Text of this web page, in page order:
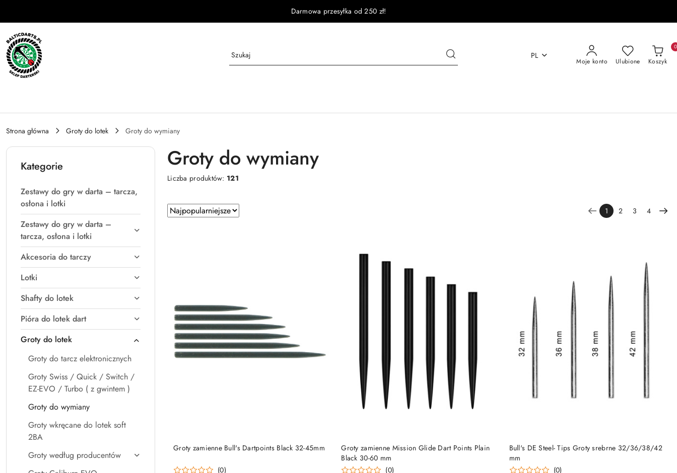
Darmowa przesyłka od 250 zł!
PL
Moje konto Ulubione Koszyk
0
Strona główna Groty do lotek Groty do wymiany
Kategorie
Zestawy do gry w darta – tarcza,
osłona i lotki
Zestawy do gry w darta –
tarcza, osłona i lotki
Akcesoria do tarczy
Lotki
Shafty do lotek
Pióra do lotek dart
Groty do lotek
Groty do tarcz elektronicznych
Groty Swiss / Quick / Switch /
EZ-EVO / Turbo ( z gwintem )
Groty do wymiany
Groty wkręcane do lotek soft
2BA
Groty według producentów
Groty do wymiany
Liczba produktów: 121
Zastosowano
sortowanie:
Sortuj
według
1 2 3 4
Groty zamienne Bull's Dartpoints Black 32-45mm
(0)
DO KOSZYKA
Groty zamienne Mission Glide Dart Points Plain
Black 30-60 mm
(0)
DO KOSZYKA
Bull's DE Steel- Tips Groty srebrne 32/36/38/42
mm
(0)
DO KOSZYKA